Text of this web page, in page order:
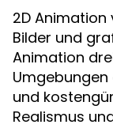
2D
Bilder und
Animation
und
Realismus